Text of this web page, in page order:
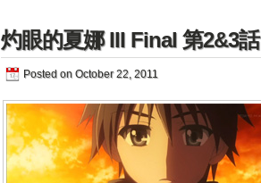
灼眼的夏娜 III Final 第2&3話
Posted on October 22, 2011